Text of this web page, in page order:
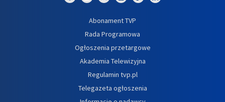
Abonament TVP
Rada Programowa
Ogłoszenia przetargowe
Akademia Telewizyjna
Regulamin tvp.pl
Telegazeta ogłoszenia